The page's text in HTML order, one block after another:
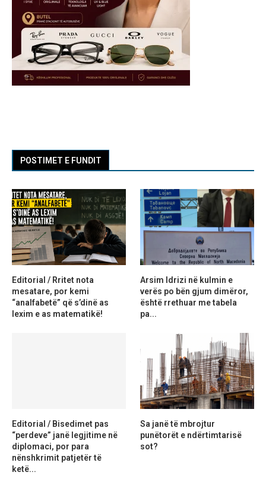
POSTIMET E FUNDIT
Editorial / Rritet nota
mesatare, por kemi
“analfabetë” që s’dinë as
lexim e as matematikë!
Arsim Idrizi në kulmin e
verës po bën gjum dimëror,
është rrethuar me tabela
pa...
Editorial / Bisedimet pas
“perdeve” janë legjitime në
diplomaci, por para
nënshkrimit patjetër të
ketë...
Sa janë të mbrojtur
punëtorët e ndërtimtarisë
sot?